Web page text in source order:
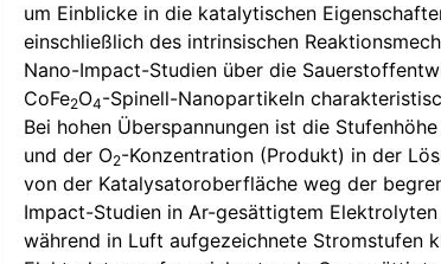
um Einblicke in die katalytischen
einschließlich des intrinsischen
Nano-Impact-Studien über die
CoFe2O4-Spinell-Nanopartikeln
Bei hohen Überspannungen ist die
und der O2-Konzentration (Produkt) in der
von der Katalysatoroberfläche weg der
Impact-Studien in Ar-gesättigtem
während in Luft aufgezeichnete Stromstufen